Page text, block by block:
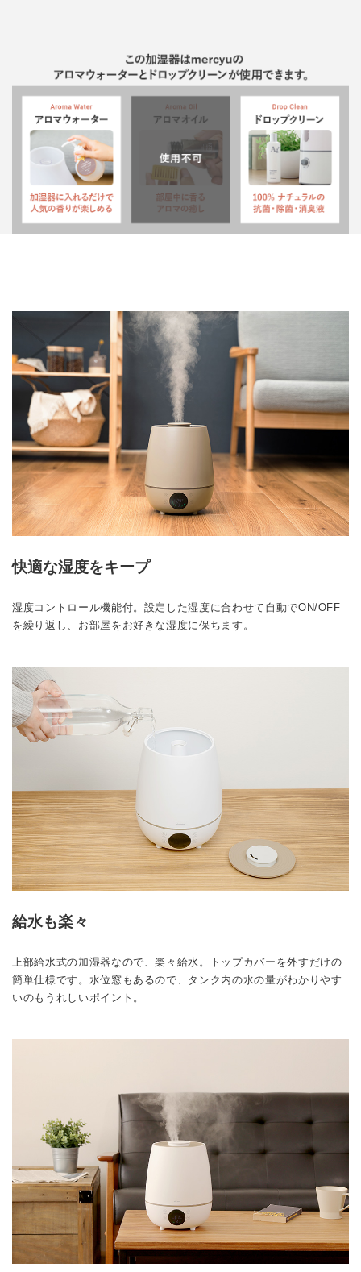
快適な湿度をキープ
湿度コントロール機能付。設定した湿度に合わせて自動でON/OFF
を繰り返し、お部屋をお好きな湿度に保ちます。
給水も楽々
上部給水式の加湿器なので、楽々給水。トップカバーを外すだけの
簡単仕様です。水位窓もあるので、タンク内の水の量がわかりやす
いのもうれしいポイント。